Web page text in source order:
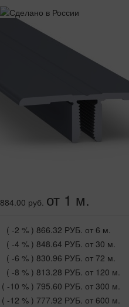
884.00 руб. от 1 м.
( -2 % ) 866.32 РУБ. от 6 м.
( -4 % ) 848.64 РУБ. от 30 м.
( -6 % ) 830.96 РУБ. от 72 м.
( -8 % ) 813.28 РУБ. от 120 м.
( -10 % ) 795.60 РУБ. от 300 м.
( -12 % ) 777.92 РУБ. от 600 м.